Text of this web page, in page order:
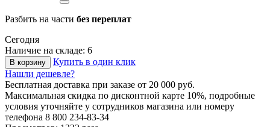
Разбить на части без переплат
Сегодня
Наличие на складе: 6
В корзину
Купить в один клик
Нашли дешевле?
Бесплатная доставка при заказе от 20 000 руб.
Максимальная скидка по дисконтной карте 10%, подробные
условия уточняйте у сотрудников магазина или номеру
телефона 8 800 234-83-34